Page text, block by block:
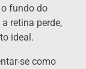
fundo do
retina perde,
ideal.
se como